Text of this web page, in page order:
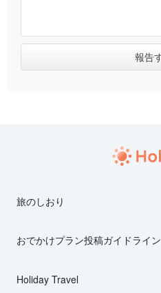
旅のしおり
おでかけプラン投稿ガイドライン
Holiday Travel